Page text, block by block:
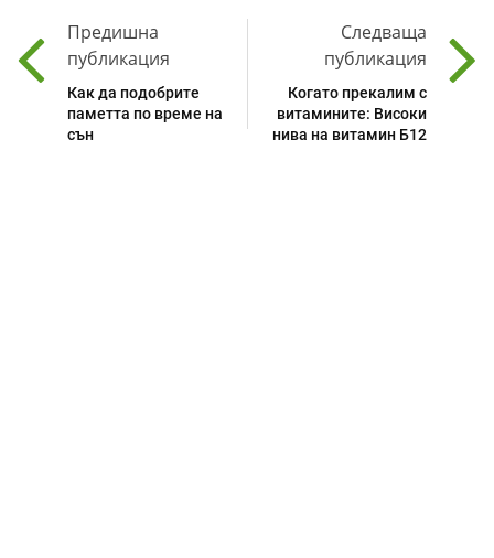
Предишна
публикация
Как да подобрите
паметта по време на
сън
Следваща
публикация
Когато прекалим с
витамините: Високи
нива на витамин Б12